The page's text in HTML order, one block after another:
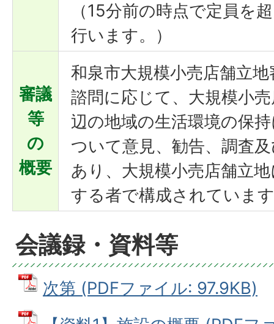
（15分前の時点で定員を
行います。）
審議
等
の
概要
和泉市大規模小売店舗立
諮問に応じて、大規模小
辺の地域の生活環境の保
ついて意見、勧告、調査
あり、大規模小売店舗立
する者で構成されていま
会議録・資料等
次第 (PDFファイル: 97.9KB)